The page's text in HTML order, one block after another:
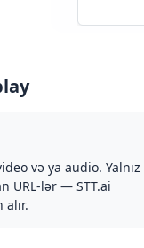
və ya audio. Yalnız
URL-lər — STT.ai